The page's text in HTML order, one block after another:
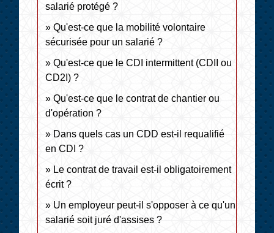
salarié protégé ?
Qu'est-ce que la mobilité volontaire
sécurisée pour un salarié ?
Qu'est-ce que le CDI intermittent (CDII ou
CD2I) ?
Qu'est-ce que le contrat de chantier ou
d'opération ?
Dans quels cas un CDD est-il requalifié
en CDI ?
Le contrat de travail est-il obligatoirement
écrit ?
Un employeur peut-il s'opposer à ce qu'un
salarié soit juré d'assises ?